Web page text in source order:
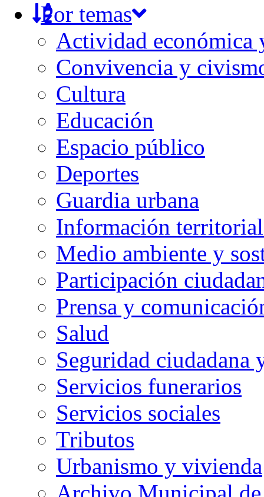
Por temas
Actividad económica
Convivencia y
Cultura
Educación
Espacio público
Deportes
Guardia urbana
Información
Medio ambiente y
Participación
Prensa y
Salud
Seguridad ciudadana
Servicios funerarios
Servicios sociales
Tributos
Urbanismo y vivienda